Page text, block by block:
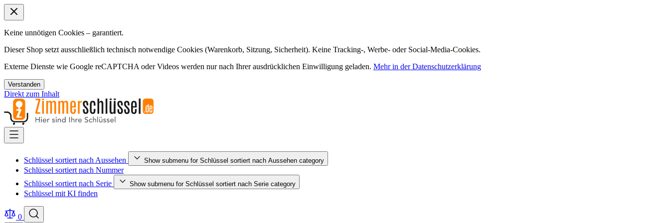
Keine unnötigen Cookies – garantiert.
Dieser Shop setzt ausschließlich technisch notwendige Cookies (Warenkorb, Sitzung, Sicherheit). Keine Tracking-, Werbe- oder Social-Media-Cookies.
Externe Dienste wie Google reCAPTCHA oder Videos werden nur nach Ihrer ausdrücklichen Einwilligung geladen. Mehr in der Datenschutzerklärung
Verstanden
Direkt zum Inhalt
Schlüssel sortiert nach Aussehen Show submenu for Schlüssel sortiert nach Aussehen category
Schlüssel sortiert nach Nummer
Schlüssel sortiert nach Serie
Show submenu for Schlüssel sortiert nach Serie category
Schlüssel mit KI finden
0